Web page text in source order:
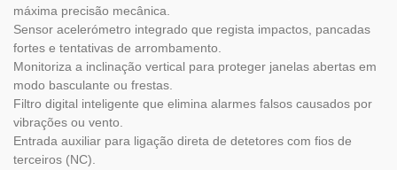
máxima precisão mecânica.
Sensor acelerómetro integrado que regista impactos, pancadas
fortes e tentativas de arrombamento.
Monitoriza a inclinação vertical para proteger janelas abertas em
modo basculante ou frestas.
Filtro digital inteligente que elimina alarmes falsos causados por
vibrações ou vento.
Entrada auxiliar para ligação direta de detetores com fios de
terceiros (NC).